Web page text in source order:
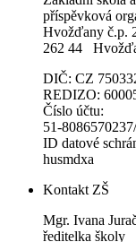
příspěvková
Hvožďany č.p.
262 44
DIČ: CZ
REDIZO:
Číslo účtu:
51-
ID datové
husmdxa
Kontakt ZŠ
Mgr. Ivana
ředitelka školy